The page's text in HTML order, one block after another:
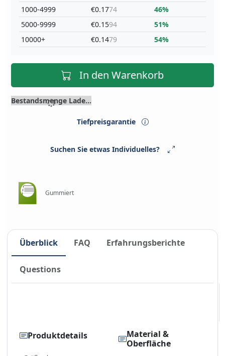
1000-4999
5000-9999
10000+
€0.1774
€0.1594
€0.1479
46%
51%
54%
In den Warenkorb
Bestandsmenge Lade...
Tiefpreisgarantie
Suchen Sie etwas Individuelles?
Gummiert
Überblick FAQ Erfahrungsberichte
Questions
Produktdetails
Material &
Oberfläche